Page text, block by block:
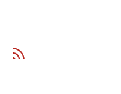
Github